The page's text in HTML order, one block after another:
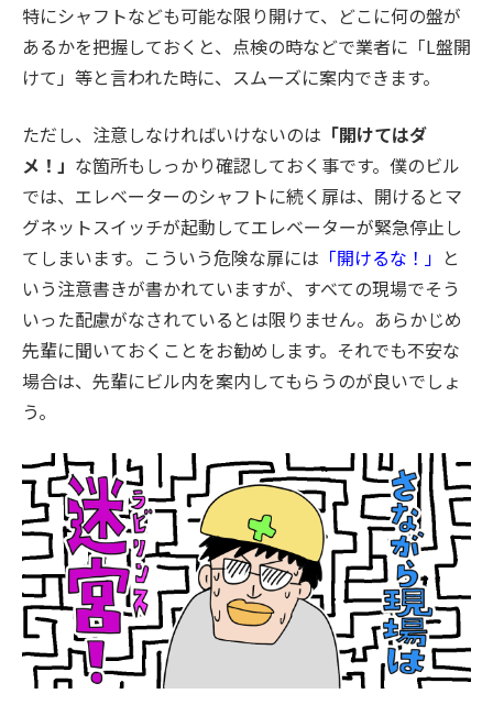
特にシャフトなども可能な限り開けて、どこに何の盤が
あるかを把握しておくと、点検の時などで業者に「L盤開
けて」等と言われた時に、スムーズに案内できます。
ただし、注意しなければいけないのは 「開けてはダ
メ！」 な箇所もしっかり確認しておく事です。僕のビル
では、エレベーターのシャフトに続く扉は、開けるとマ
グネットスイッチが起動してエレベーターが緊急停止し
てしまいます。こういう危険な扉には 「開けるな！」 と
いう注意書きが書かれていますが、すべての現場でそう
いった配慮がなされているとは限りません。あらかじめ
先輩に聞いておくことをお勧めします。それでも不安な
場合は、先輩にビル内を案内してもらうのが良いでしょ
う。